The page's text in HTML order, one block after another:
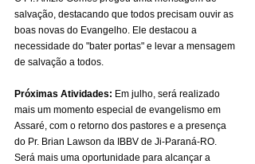
salvação, destacando que todos precisam ouvir as
boas novas do Evangelho. Ele destacou a
necessidade do "bater portas" e levar a mensagem
de salvação a todos.
Próximas Atividades: Em julho, será realizado
mais um momento especial de evangelismo em
Assaré, com o retorno dos pastores e a presença
do Pr. Brian Lawson da IBBV de Ji-Paraná-RO.
Será mais uma oportunidade para alcançar a